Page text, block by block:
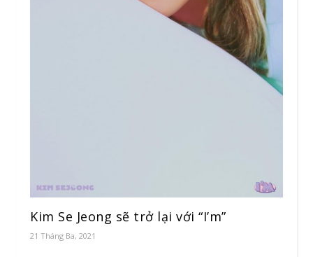
Kim Se Jeong sẽ trở lại với “I’m”
21 Tháng Ba, 2021